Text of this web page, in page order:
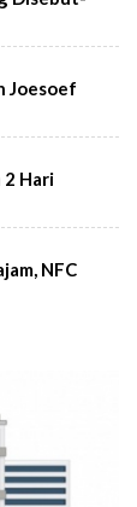
Joesoef
2 Hari
NFC